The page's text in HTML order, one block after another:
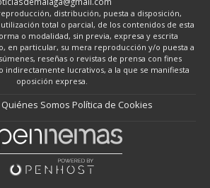
distribución, puesta a disposición,
total o parcial, de los contenidos de esta
o modalidad, sin previa, expresa y escrita
en particular, su mera reproducción y/o puesta a
reseñas o revistas de prensa con fines
indirectamente lucrativos, a la que se manifiesta
oposición expresa.
Quiénes Somos Política de Cookies